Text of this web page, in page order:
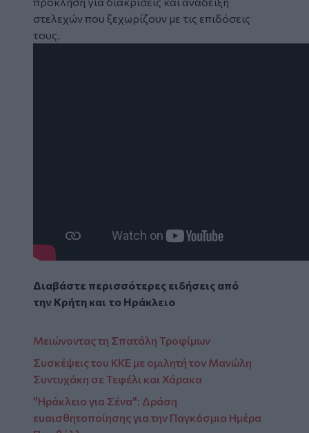
στελεχών που ξεχωρίζουν με τις επιδόσεις
τους.
Διαβάστε περισσότερες ειδήσεις από
την Κρήτη και το Ηράκλειο
Μειώνοντας τη Σπατάλη Τροφίμων
Συσκέψεις του ΚΚΕ με ομιλητή τον Μανώλη
Συντυχάκη σε Τεφέλι και Χάρακα
"Ηράκλειο για Σένα": Δράση
ευαισθητοποίησης για την Παγκόσμια Ημέρα